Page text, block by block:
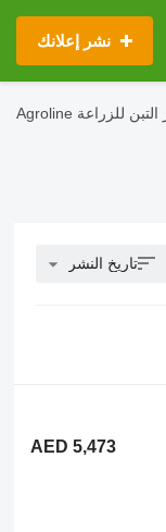
نشر إعلانك
Agroline التبن للزراعة
تاريخ النشر
AED 5,473